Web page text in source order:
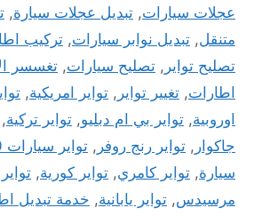
عجلات سيارات, تبديل عجلات سيارة,
متنقل, تبديل نوابر سيارات, تركيب
تصليح تواير , تصليح سيارات, تغسسر
اطارات, تغيير تواير , تواير امريكية,
اوروبية, تواير بي ام دبليو, تواير تركية,
جاكوار , تواير رنج روفر , تواير سيارات 2020
سيارة, تواير كامري, تواير كورية,
مرسيدس, تواير يابانية, خدمة تبديل